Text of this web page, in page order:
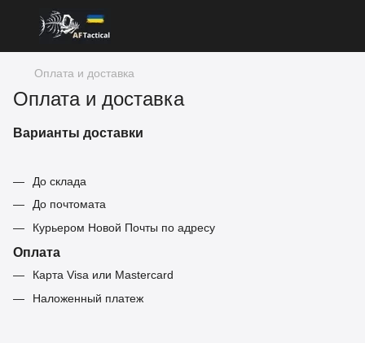
Оплата и доставка
Оплата и доставка
Варианты доставки
До склада
До почтомата
Курьером Новой Почты по адресу
Оплата
Карта Visa или Mastercard
Наложенный платеж